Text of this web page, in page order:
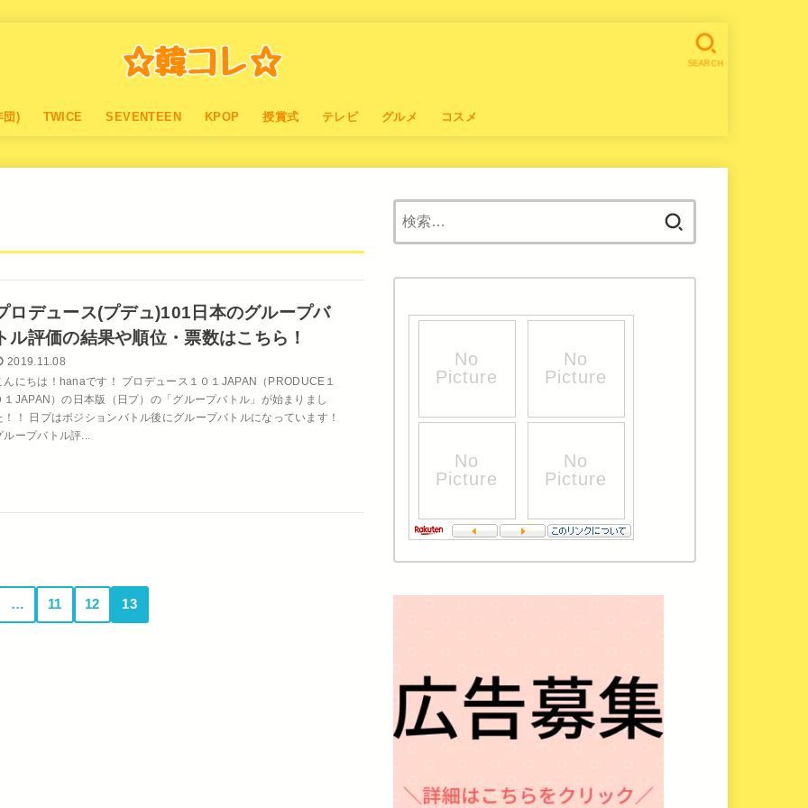
団) TWICE SEVENTEEN KPOP 授賞式 テレビ グルメ コスメ
SEARCH
ロデュース(プデュ)101日本のグループバ
ル評価の結果や順位・票数はこちら！
2019.11.08
んにちは！hanaです！ プロデュース１０１JAPAN（PRODUCE１
１JAPAN）の日本版（日プ）の「グループバトル」が始まりまし
！！ 日プはポジションバトル後にグループバトルになっています！
ループバトル評...
… 11 12 13